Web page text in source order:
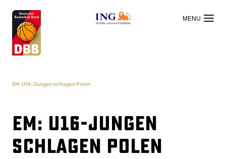
OFFIZIELLER HAUPTSPONSOR
EM: U16-Jungen schlagen Polen
EM: U16-Jungen
schlagen Polen